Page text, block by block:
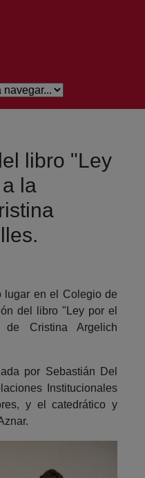
libro "Ley
la
lugar en el Colegio de
del libro "Ley por el
Cristina Argelich
por Sebastián Del
Institucionales
y el catedrático y